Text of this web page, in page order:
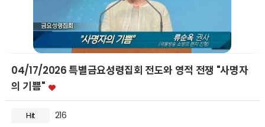
04/17/2026 특별금요성령집회 전도와 영적 전쟁 "사명자
의 기쁨"
Hit 216